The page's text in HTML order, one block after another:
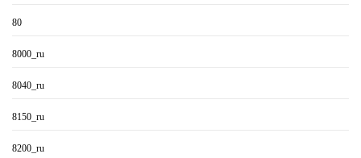
80
8000_ru
8040_ru
8150_ru
8200_ru